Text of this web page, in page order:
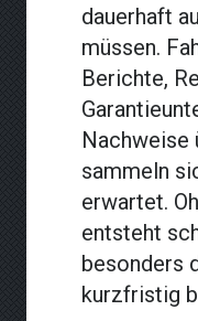
dauerhaft
müssen.
Berichte,
Nachweise
sammeln
erwartet.
entsteht
besonders
kurzfristig